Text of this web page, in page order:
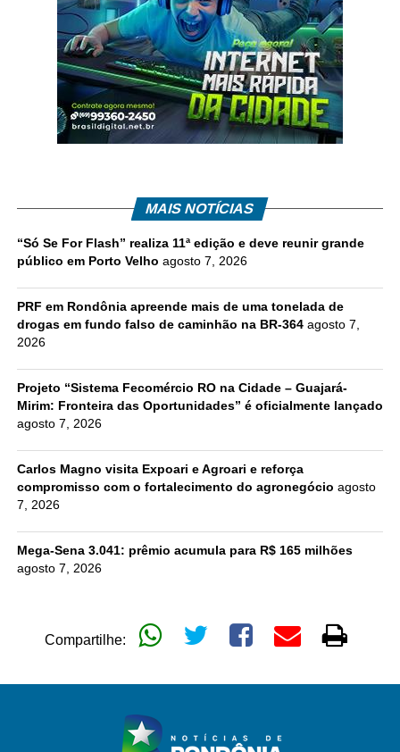
MAIS NOTÍCIAS
“Só Se For Flash” realiza 11ª edição e deve reunir grande
público em Porto Velho agosto 7, 2026
PRF em Rondônia apreende mais de uma tonelada de
drogas em fundo falso de caminhão na BR-364 agosto 7,
2026
Projeto “Sistema Fecomércio RO na Cidade – Guajará-
Mirim: Fronteira das Oportunidades” é oficialmente lançado
agosto 7, 2026
Carlos Magno visita Expoari e Agroari e reforça
compromisso com o fortalecimento do agronegócio agosto
7, 2026
Mega-Sena 3.041: prêmio acumula para R$ 165 milhões
agosto 7, 2026
Compartilhe: